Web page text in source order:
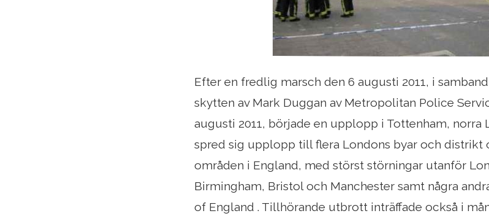
Efter en fredlig marsch den 6 augusti 2011, i
skytten av Mark Duggan av Metropolitan Police
augusti 2011, började en upplopp i Tottenham, norra
spred sig upplopp till flera Londons byar och distrikt
områden i England, med störst störningar utanför
Birmingham, Bristol och Manchester samt några
of England . Tillhörande utbrott inträffade också i